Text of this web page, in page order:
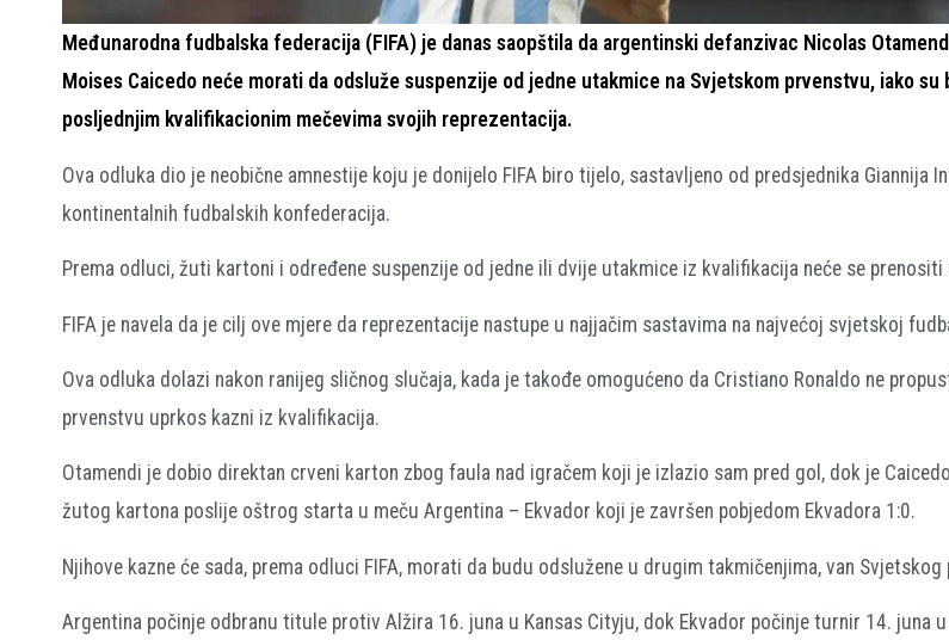
Međunarodna fudbalska federacija (FIFA) je danas saopštila da argentinski defanzivac Nicolas
Moises Caicedo neće morati da odsluže suspenzije od jedne utakmice na Svjetskom prvenstvu, iako su
posljednjim kvalifikacionim mečevima svojih reprezentacija.
Ova odluka dio je neobične amnestije koju je donijelo FIFA biro tijelo, sastavljeno od predsjednika Giannija
kontinentalnih fudbalskih konfederacija.
Prema odluci, žuti kartoni i određene suspenzije od jedne ili dvije utakmice iz kvalifikacija neće se prenositi
FIFA je navela da je cilj ove mjere da reprezentacije nastupe u najjačim sastavima na najvećoj svjetskoj
Ova odluka dolazi nakon ranijeg sličnog slučaja, kada je takođe omogućeno da Cristiano Ronaldo ne
prvenstvu uprkos kazni iz kvalifikacija.
Otamendi je dobio direktan crveni karton zbog faula nad igračem koji je izlazio sam pred gol, dok je
žutog kartona poslije oštrog starta u meču Argentina – Ekvador koji je završen pobjedom Ekvadora 1:0.
Njihove kazne će sada, prema odluci FIFA, morati da budu odslužene u drugim takmičenjima, van Svjetskog
Argentina počinje odbranu titule protiv Alžira 16. juna u Kansas Cityju, dok Ekvador počinje turnir 14. juna u